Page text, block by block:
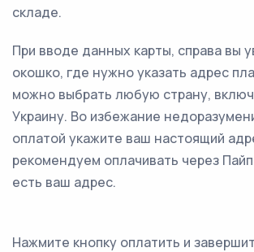
складе.
При вводе данных карты, справа вы
окошко, где нужно указать адрес
можно выбрать любую страну,
Украину. Во избежание
оплатой укажите ваш настоящий
рекомендуем оплачивать через
есть ваш адрес.
Нажмите кнопку оплатить и